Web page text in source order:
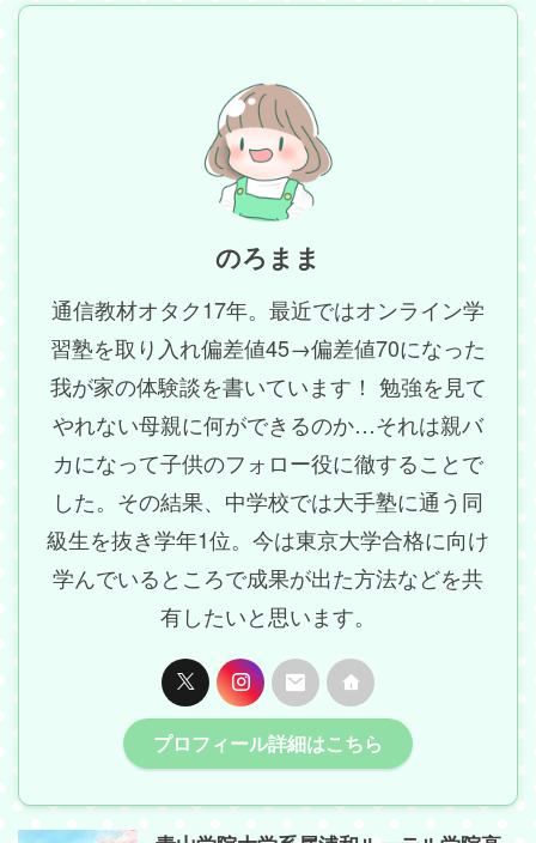
のろまま
通信教材オタク17年。最近ではオンライン学
習塾を取り入れ偏差値45→偏差値70になった
我が家の体験談を書いています！ 勉強を見て
やれない母親に何ができるのか…それは親バ
カになって子供のフォロー役に徹することで
した。その結果、中学校では大手塾に通う同
級生を抜き学年1位。今は東京大学合格に向け
学んでいるところで成果が出た方法などを共
有したいと思います。
プロフィール詳細はこちら